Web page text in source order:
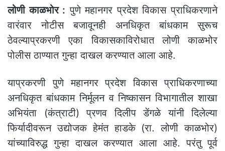
लोणी काळभोर : पुणे महानगर प्रदेश विकास प्राधिकरणाने
वारंवार नोटीस बजावूनही अनधिकृत बांधकाम सुरूच
ठेवल्याप्रकरणी एका विकासकाविरोधात लोणी काळभोर
पोलीस ठाण्यात गुन्हा दाखल करण्यात आला आहे.
याप्रकरणी पुणे महानगर प्रदेश विकास प्राधिकरणाच्या
अनधिकृत बांधकाम निर्मूलन व निष्कासन विभागातील शाखा
अभियंता (कंत्राटी) प्रणव दिलीप डेंगळे यांनी दिलेल्या
फिर्यादीवरून उद्योजक हेमंत हाडके (रा. लोणी काळभोर)
यांच्याविरुद्ध गुन्हा दाखल करण्यात आला आहे. परंतु पूर्व